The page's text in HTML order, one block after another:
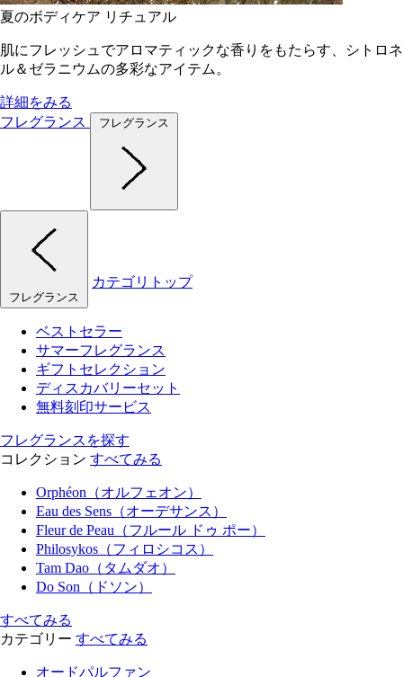
夏のボディケア リチュアル
肌にフレッシュでアロマティックな香りをもたらす、シトロネ
ル＆ゼラニウムの多彩なアイテム。
詳細をみる
フレグランス
フレグランス
フレグランス
カテゴリトップ
ベストセラー
サマーフレグランス
ギフトセレクション
ディスカバリーセット
無料刻印サービス
フレグランスを探す
コレクション すべてみる
Orphéon（オルフェオン）
Eau des Sens（オーデサンス）
Fleur de Peau（フルール ドゥ ポー）
Philosykos（フィロシコス）
Tam Dao（タムダオ）
Do Son（ドソン）
すべてみる
カテゴリー すべてみる
オードパルファン